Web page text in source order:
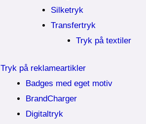
Silketryk
Transfertryk
Tryk på textiler
Tryk på reklameartikler
Badges med eget motiv
BrandCharger
Digitaltryk